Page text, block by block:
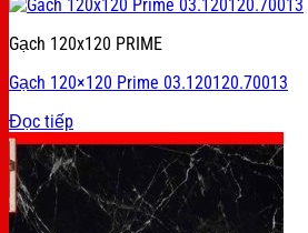
Gạch 120x120 PRIME
Gạch 120×120 Prime 03.120120.70013
Đọc tiếp